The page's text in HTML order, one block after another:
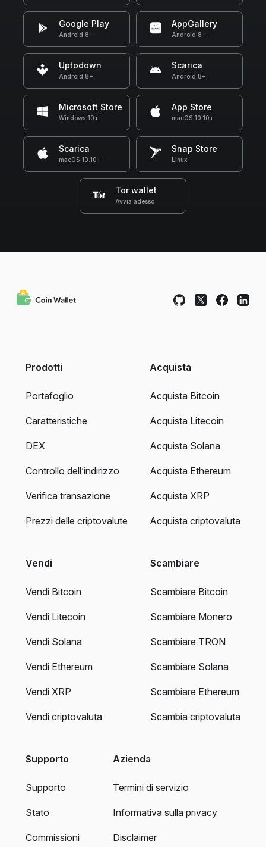
Google Play
Android 8+
AppGallery
Android 8+
Uptodown
Android 8+
Scarica
Android 8+
Microsoft Store
Windows 10+
App Store
macOS 10.10+
Scarica
macOS 10.10+
Snap Store
Linux
Tor wallet
Avvia adesso
Prodotti
Portafoglio
Caratteristiche
DEX
Controllo dell’indirizzo
Verifica transazione
Prezzi delle criptovalute
Acquista
Acquista Bitcoin
Acquista Litecoin
Acquista Solana
Acquista Ethereum
Acquista XRP
Acquista criptovaluta
Vendi
Vendi Bitcoin
Vendi Litecoin
Vendi Solana
Vendi Ethereum
Vendi XRP
Vendi criptovaluta
Scambiare
Scambiare Bitcoin
Scambiare Monero
Scambiare TRON
Scambiare Solana
Scambiare Ethereum
Scambia criptovaluta
Supporto
Supporto
Stato
Commissioni
Azienda
Termini di servizio
Informativa sulla privacy
Disclaimer